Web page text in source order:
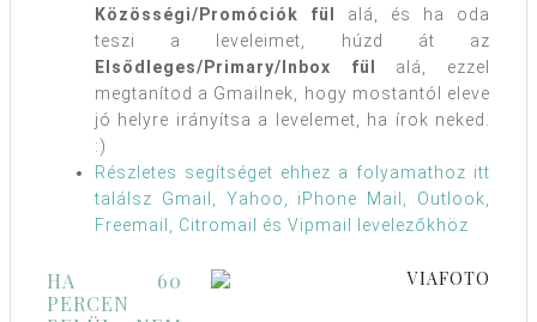
Közösségi/Promóciók fül
alá, és ha oda
teszi a leveleimet, húzd át az
Elsődleges/Primary/Inbox fül
alá, ezzel
megtanítod a Gmailnek, hogy mostantól eleve
jó helyre irányítsa a levelemet, ha írok neked.
:)
Részletes segítséget ehhez a folyamathoz itt
találsz Gmail, Yahoo, iPhone Mail, Outlook,
Freemail, Citromail és Vipmail levelezőkhöz
HA 60
PERCEN